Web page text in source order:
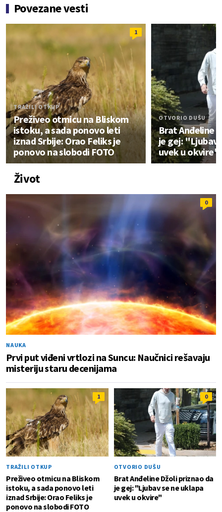
Povezane vesti
1
TRAŽILI OTKUP
Preživeo otmicu na Bliskom
istoku, a sada ponovo leti
iznad Srbije: Orao Feliks je
ponovo na slobodi FOTO
OTVORIO DUŠU
Brat Anđeline
je gej: "Ljubav
uvek u okvire"
Život
0
NAUKA
Prvi put viđeni vrtlozi na Suncu: Naučnici rešavaju
misteriju staru decenijama
1
TRAŽILI OTKUP
Preživeo otmicu na Bliskom
istoku, a sada ponovo leti
iznad Srbije: Orao Feliks je
ponovo na slobodi FOTO
0
OTVORIO DUŠU
Brat Anđeline Džoli priznao da
je gej: "Ljubav se ne uklapa
uvek u okvire"